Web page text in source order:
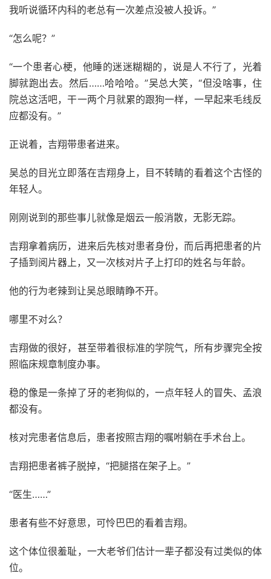
我听说循环内科的老总有一次差点没被人投诉。”
“怎么呢？”
“一个患者心梗，他睡的迷迷糊糊的，说是人不行了，光着
脚就跑出去。然后……哈哈哈。”吴总大笑，“但没啥事，住
院总这活吧，干一两个月就累的跟狗一样，一早起来毛线反
应都没有。”
正说着，吉翔带患者进来。
吴总的目光立即落在吉翔身上，目不转睛的看着这个古怪的
年轻人。
刚刚说到的那些事儿就像是烟云一般消散，无影无踪。
吉翔拿着病历，进来后先核对患者身份，而后再把患者的片
子插到阅片器上，又一次核对片子上打印的姓名与年龄。
他的行为老辣到让吴总眼睛睁不开。
哪里不对么？
吉翔做的很好，甚至带着很标准的学院气，所有步骤完全按
照临床规章制度办事。
稳的像是一条掉了牙的老狗似的，一点年轻人的冒失、孟浪
都没有。
核对完患者信息后，患者按照吉翔的嘱咐躺在手术台上。
吉翔把患者裤子脱掉，“把腿搭在架子上。”
“医生……”
患者有些不好意思，可怜巴巴的看着吉翔。
这个体位很羞耻，一大老爷们估计一辈子都没有过类似的体
位。